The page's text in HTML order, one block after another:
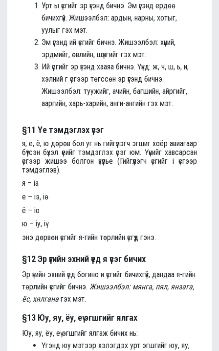
Урт ы үсгийг эр үгэнд бичнэ. Эм үгэнд ердөө
бичихгүй. Жишээлбэл: ардын, нарны, хотыг,
уулыг гэх мэт.
Эм үгэнд ий үсгийг бичнэ. Жишээлбэл: хүний,
эрдмийг, өвлийн, шүлгийг гэх мэт.
Ий үсгийг эр үгэнд хааяа бичнэ. Үүнд: ж, ч, ш, ь, и,
хэлний г үсгээр төгссөн эр үгэнд бичнэ.
Жишээлбэл: туужийг, ачийн, багшийн, айргийг,
ааргийн, харь-харийн, анги-ангийн гэх мэт.
§11 Үе тэмдэглэх үсэг
я, е, ё, ю дөрөв бол уг нь гийгүүлэгч эгшиг хоёр авиагаар
бүтсэн бүхэл үеийг тэмдэглэх үсэг юм. Үүнийг хавсарсан
үсгээр жишээ болгон үзүүлье (Гийгүүлэгч үсгийг i үсгээр
тэмдэглэв).
я – ia
е – iэ, iө
ё – iо
ю – iу, iү
энэ дөрвөн үсгийг я-гийн төрлийн үсгүүд гэнэ.
§12 Эр үгийн эхний үед я үсэг бичих
Эр үгийн эхний үед богино и үсгийг бичихгүй, дандаа я-гийн
төрлийн үсгийг бичнэ. Жишээлбэл: мянга, пял, янзага,
ёс, хялганагэх мэт.
§13 Юу, яу, ёу, еү эгшгийг ялгах
Юу, яу, ёу, еү эгшгийг ялгаж бичих нь:
Үгэнд юу мэтээр хэлэгдэх урт эгшгийг юу, яу,